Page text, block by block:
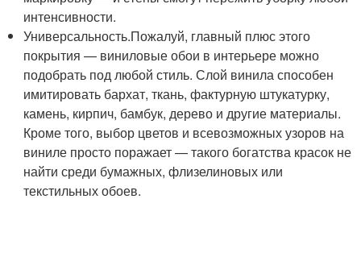
интенсивности.
Универсальность.Пожалуй, главный плюс этого
покрытия — виниловые обои в интерьере можно
подобрать под любой стиль. Слой винила способен
имитировать бархат, ткань, фактурную штукатурку,
камень, кирпич, бамбук, дерево и другие материалы.
Кроме того, выбор цветов и всевозможных узоров на
виниле просто поражает — такого богатства красок не
найти среди бумажных, флизелиновых или
текстильных обоев.